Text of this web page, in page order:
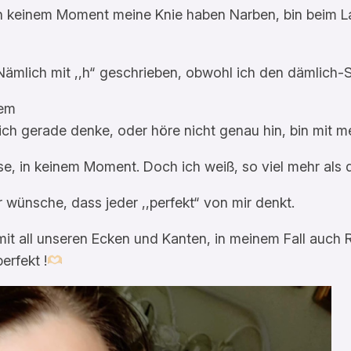
Moment meine Knie haben Narben, bin
mit ,,h“ geschrieben, obwohl ich den dämlich-
gerade denke, oder höre nicht genau hin, bin mit
in keinem Moment. Doch ich weiß, so viel mehr als
dass jeder ,,perfekt“ von mir denkt.
all unseren Ecken und Kanten, in meinem Fall
!